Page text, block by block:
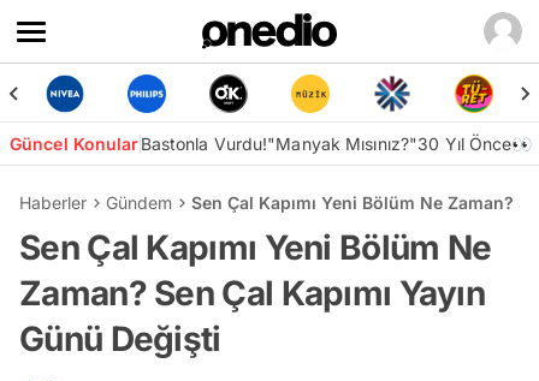
Güncel KonularBastonla Vurdu!"Manyak Mısınız?"30 Yıl Önce👀
Haberler Gündem Sen Çal Kapımı Yeni Bölüm Ne Zaman?
Sen Çal Kapımı Yeni Bölüm Ne
Zaman? Sen Çal Kapımı Yayın
Günü Değişti